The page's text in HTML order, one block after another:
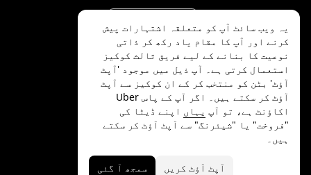
©
2026
.Uber Technologies Inc
شرائط
یہ ویب سائٹ آپ کو متعلقہ اشتہارات پیش
کرنے اور آپ کا مقام یاد رکھ کر ذاتی
نوعیت کا بنانے کے لیے فریق ثالث کوکیز
استعمال کرتی ہے۔ آپ ذیل میں موجود 'آپٹ
آؤٹ' بٹن کو منتخب کر کے ان کوکیز سے آپٹ
آؤٹ کر سکتے ہیں۔ اگر آپ کے پاس Uber
اکاؤنٹ ہے، تو آپ یہاں اپنے ڈیٹا کی
"فروخت" یا "شیئرنگ" سے آپٹ آؤٹ کر سکتے
ہیں۔
آپٹ آؤٹ کریں سمجھ آ گئی